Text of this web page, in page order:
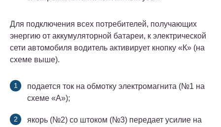
Для подключения всех потребителей, получающих
энергию от аккумуляторной батареи, к электрической
сети автомобиля водитель активирует кнопку «К» (на
схеме выше).
подается ток на обмотку электромагнита (№1 на
схеме «А»);
якорь (№2) со штоком (№3) передает усилие на